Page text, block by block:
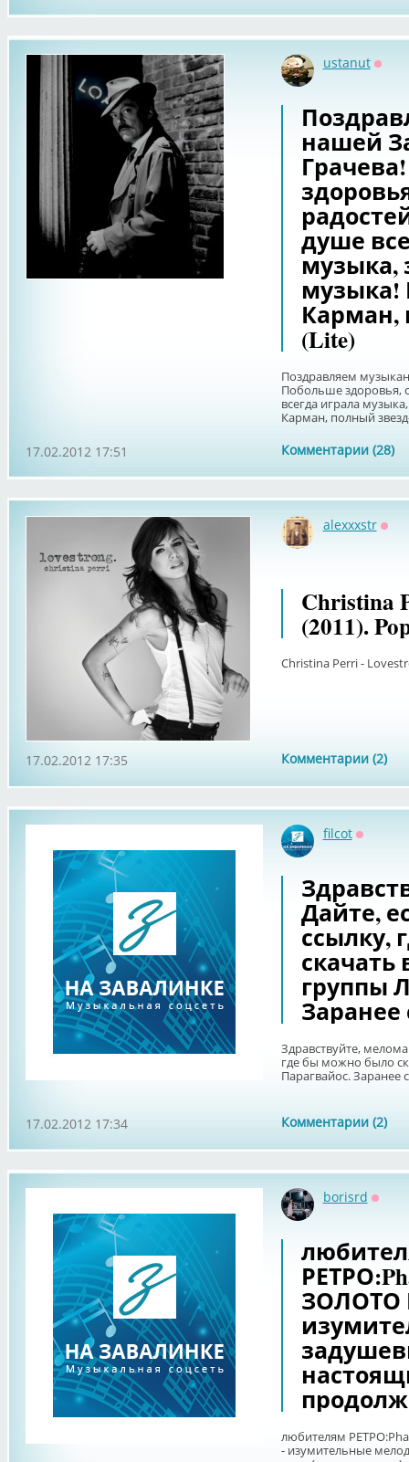
ustanut
нашей
душе
музыка,
музыка!
Карман,
(Lite)
Поздравляем
Побольше здоровья,
всегда играла
Карман, полный
Комментарии (28)
17.02.2012 17:51
alexxxstr
Christina
(2011).
Christina Perri -
Комментарии (2)
17.02.2012 17:35
filcot
Дайте,
ссылку,
скачать
группы
Заранее
Здравствуйте,
где бы можно было
Парагвайос. Заранее
Комментарии (2)
17.02.2012 17:34
borisrd
ЗОЛОТО
любителям
- изумительные